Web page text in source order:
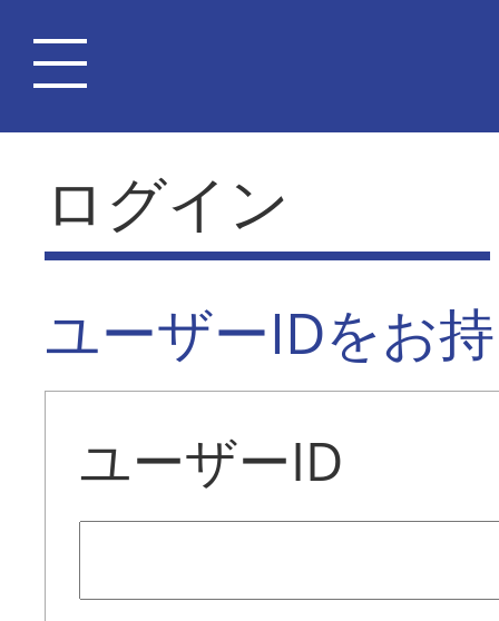
ログイン
ユーザーIDをお
ユーザーID